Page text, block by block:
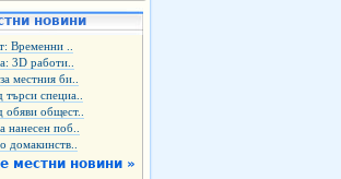
новини
Временни ..
3D работи..
местния би..
специа..
общест..
поб..
домакинств..
местни новини »